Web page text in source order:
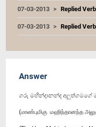
07-03-2013 Replied
07-03-2013 Replied
Answer
ගරු මහින්දානන්ද අලුත්ගමගේ
(மாண்புமிகு மஹிந்தானந்த